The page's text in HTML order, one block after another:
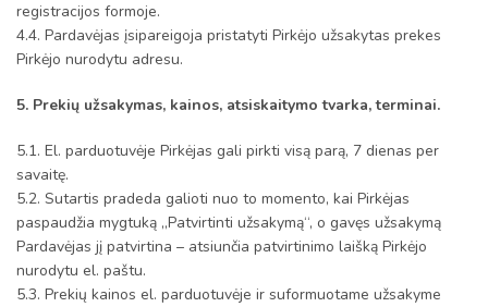
registracijos formoje.
4.4. Pardavėjas įsipareigoja pristatyti Pirkėjo užsakytas prekes
Pirkėjo nurodytu adresu.
5. Prekių užsakymas, kainos, atsiskaitymo tvarka, terminai.
5.1. El. parduotuvėje Pirkėjas gali pirkti visą parą, 7 dienas per
savaitę.
5.2. Sutartis pradeda galioti nuo to momento, kai Pirkėjas
paspaudžia mygtuką „Patvirtinti užsakymą“, o gavęs užsakymą
Pardavėjas jį patvirtina – atsiunčia patvirtinimo laišką Pirkėjo
nurodytu el. paštu.
5.3. Prekių kainos el. parduotuvėje ir suformuotame užsakyme